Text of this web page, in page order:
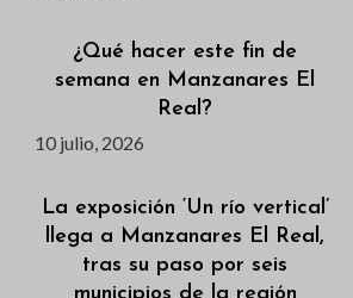
¿Qué hacer este fin de
semana en Manzanares El
Real?
10 julio, 2026
La exposición ‘Un río vertical’
llega a Manzanares El Real,
tras su paso por seis